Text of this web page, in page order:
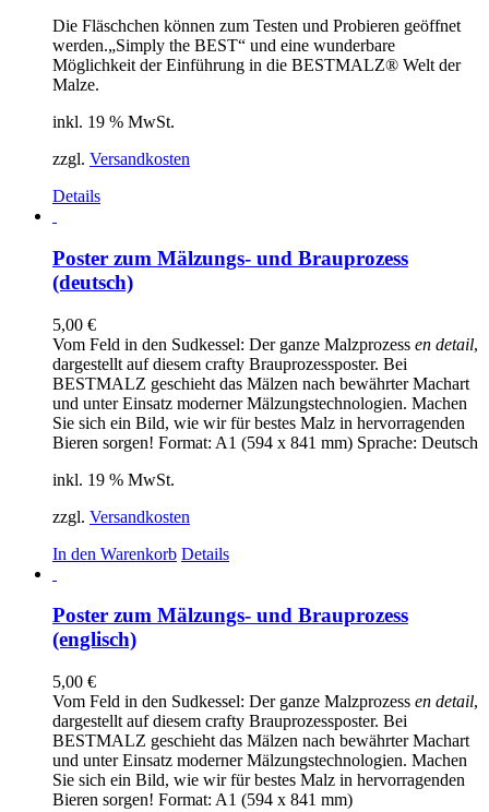
Die Fläschchen können zum Testen und Probieren geöffnet
werden.„Simply the BEST“ und eine wunderbare
Möglichkeit der Einführung in die BESTMALZ® Welt der
Malze.
inkl. 19 % MwSt.
zzgl. Versandkosten
Details
Poster zum Mälzungs- und Brauprozess
(deutsch)
5,00 €
Vom Feld in den Sudkessel: Der ganze Malzprozess en detail,
dargestellt auf diesem crafty Brauprozessposter. Bei
BESTMALZ geschieht das Mälzen nach bewährter Machart
und unter Einsatz moderner Mälzungstechnologien. Machen
Sie sich ein Bild, wie wir für bestes Malz in hervorragenden
Bieren sorgen! Format: A1 (594 x 841 mm) Sprache: Deutsch
inkl. 19 % MwSt.
zzgl. Versandkosten
In den Warenkorb Details
Poster zum Mälzungs- und Brauprozess
(englisch)
5,00 €
Vom Feld in den Sudkessel: Der ganze Malzprozess en detail,
dargestellt auf diesem crafty Brauprozessposter. Bei
BESTMALZ geschieht das Mälzen nach bewährter Machart
und unter Einsatz moderner Mälzungstechnologien. Machen
Sie sich ein Bild, wie wir für bestes Malz in hervorragenden
Bieren sorgen! Format: A1 (594 x 841 mm)